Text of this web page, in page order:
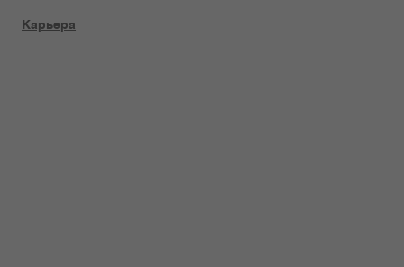
Карьера